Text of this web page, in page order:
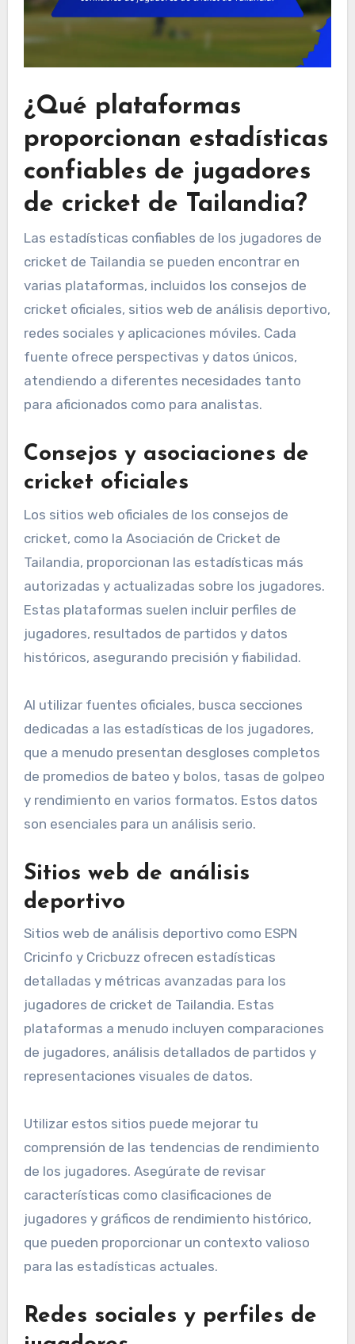
¿Qué plataformas
proporcionan estadísticas
confiables de jugadores
de cricket de Tailandia?
Las estadísticas confiables de los jugadores de
cricket de Tailandia se pueden encontrar en
varias plataformas, incluidos los consejos de
cricket oficiales, sitios web de análisis deportivo,
redes sociales y aplicaciones móviles. Cada
fuente ofrece perspectivas y datos únicos,
atendiendo a diferentes necesidades tanto
para aficionados como para analistas.
Consejos y asociaciones de
cricket oficiales
Los sitios web oficiales de los consejos de
cricket, como la Asociación de Cricket de
Tailandia, proporcionan las estadísticas más
autorizadas y actualizadas sobre los jugadores.
Estas plataformas suelen incluir perfiles de
jugadores, resultados de partidos y datos
históricos, asegurando precisión y fiabilidad.
Al utilizar fuentes oficiales, busca secciones
dedicadas a las estadísticas de los jugadores,
que a menudo presentan desgloses completos
de promedios de bateo y bolos, tasas de golpeo
y rendimiento en varios formatos. Estos datos
son esenciales para un análisis serio.
Sitios web de análisis
deportivo
Sitios web de análisis deportivo como ESPN
Cricinfo y Cricbuzz ofrecen estadísticas
detalladas y métricas avanzadas para los
jugadores de cricket de Tailandia. Estas
plataformas a menudo incluyen comparaciones
de jugadores, análisis detallados de partidos y
representaciones visuales de datos.
Utilizar estos sitios puede mejorar tu
comprensión de las tendencias de rendimiento
de los jugadores. Asegúrate de revisar
características como clasificaciones de
jugadores y gráficos de rendimiento histórico,
que pueden proporcionar un contexto valioso
para las estadísticas actuales.
Redes sociales y perfiles de